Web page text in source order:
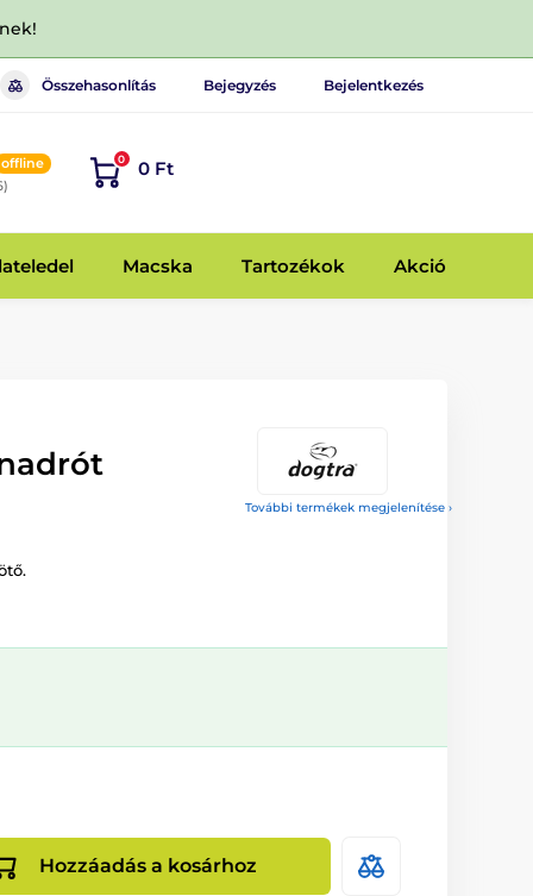
Összehasonlítás Bejegyzés Bejelentkezés
offline
0 0 Ft
Macska Tartozékok Akció
További termékek megjelenítése ›
Hozzáadás a kosárhoz